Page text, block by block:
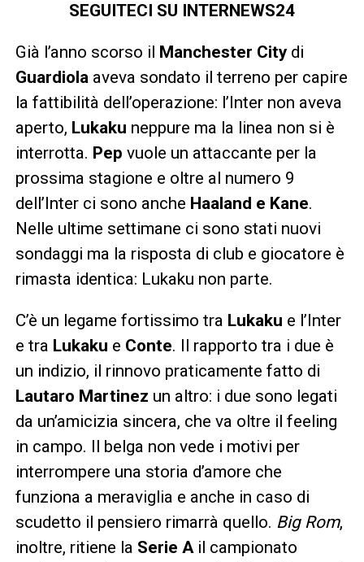
SEGUITECI SU INTERNEWS24
Già l’anno scorso il Manchester Citydi
Guardiolaaveva sondato il terreno per capire
la fattibilità dell’operazione: l’Inter non aveva
aperto, Lukaku neppure ma la linea non si è
interrotta. Pep vuole un attaccante per la
prossima stagione e oltre al numero 9
dell’Inter ci sono anche Haaland e Kane.
Nelle ultime settimane ci sono stati nuovi
sondaggi ma la risposta di club e giocatore è
rimasta identica: Lukaku non parte.
C’è un legame fortissimo tra Lukaku e l’Inter
e tra Lukaku e Conte. Il rapporto tra i due è
un indizio, il rinnovo praticamente fatto di
Lautaro Martinez un altro: i due sono legati
da un’amicizia sincera, che va oltre il feeling
in campo. Il belga non vede i motivi per
interrompere una storia d’amore che
funziona a meraviglia e anche in caso di
scudetto il pensiero rimarrà quello. Big Rom,
inoltre, ritiene la Serie Ail campionato